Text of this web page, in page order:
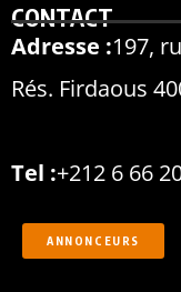
CONTACT
Adresse :197,
Rés. Firdaous
Tel :+212 6 66
ANNONCEURS